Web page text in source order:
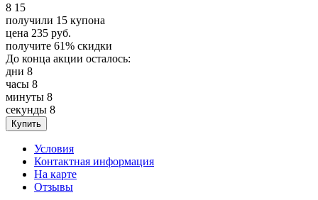
8 15
получили 15 купона
цена 235 руб.
получите 61% скидки
До конца акции осталось:
дни 8
часы 8
минуты 8
секунды 8
Условия
Контактная информация
На карте
Отзывы